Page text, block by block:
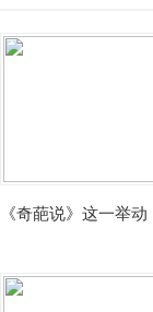
《奇葩说》这一举